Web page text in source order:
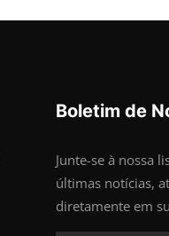
Boletim de
Junte-se à nossa
últimas notícias,
diretamente em